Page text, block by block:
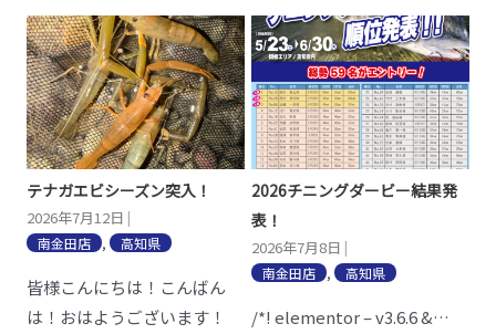
テナガエビシーズン突入！
2026年7月12日
南金田店
, 高知県
皆様こんにちは！こんばん
は！おはようございます！
2026チニングダービー結果発
表！
2026年7月8日
南金田店
, 高知県
/*! elementor – v3.6.6 &…